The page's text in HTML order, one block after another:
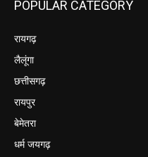
POPULAR CATEGORY
रायगढ़
लैलूंगा
छत्तीसगढ़
रायपुर
बेमेतरा
धर्म जयगढ़